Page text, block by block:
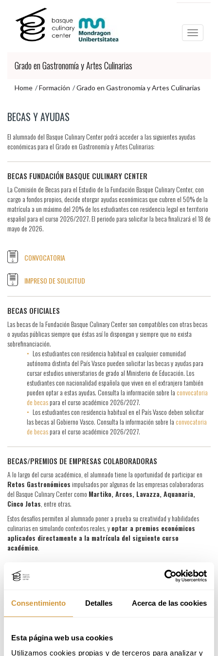
Consentimiento Detalles Acerca de las cookies
Esta página web usa cookies
Utilizamos cookies propias y de terceros para analizar y
contenido
principal
navegación
Grado en Gastronomía y Artes Culinarias
Home Formación Grado en Gastronomía y Artes Culinarias
navegación
BECAS Y AYUDAS
El alumnado del Basque Culinary Center podrá acceder a las siguientes ayudas
económicas para el Grado en Gastronomía y Artes Culinarias:
BECAS FUNDACIÓN BASQUE CULINARY CENTER
La Comisión de Becas para el Estudio de la Fundación Basque Culinary Center, con
cargo a fondos propios, decide otorgar ayudas económicas que cubren el 50% de la
matrícula a un máximo del 20% de los estudiantes con residencia legal en territorio
español para el curso 2026/2027. El periodo para solicitar la beca finalizará el 18 de
mayo de 2026.
CONVOCATORIA
IMPRESO DE SOLICITUD
BECAS OFICIALES
Las becas de la Fundación Basque Culinary Center son compatibles con otras becas
o ayudas públicas siempre que éstas así lo dispongan y siempre que no exista
sobrefinanciación.
Los estudiantes con residencia habitual en cualquier comunidad
autónoma distinta del País Vasco pueden solicitar las becas y ayudas para
cursar estudios universitarios de grado al Ministerio de Educación. Los
estudiantes con nacionalidad española que viven en el extranjero también
pueden optar a estas ayudas. Consulta la información sobre la convocatoria
de becaspara el curso académico 2026/2027.
Los estudiantes con residencia habitual en el País Vasco deben solicitar
las becas al Gobierno Vasco. Consulta la información sobre la convocatoria
de becaspara el curso académico 2026/2027.
BECAS/PREMIOS DE EMPRESAS COLABORADORAS
A lo largo del curso académico, el alumnado tiene la oportunidad de participar en
Retos Gastronómicos impulsados por algunas de las empresas colaboradoras
del Basque Culinary Center como Martiko, Arcos, Lavazza, Aquanaria,
Cinco Jotas, entre otras.
Estos desafíos permiten al alumnado poner a prueba su creatividad y habilidades
culinarias en simulando contextos reales, yoptar a premios económicos
aplicados directamente a la matrícula del siguiente curso
académico.
BECAS ERASMUS+
una beca de ayuda a la movilidad internacional para realizar prácticas en Europa
OPCIONES DE FINANCIACIÓN BANCARIA
En Basque Culinary Center queremos acompañarte en tu desarrollo académico y